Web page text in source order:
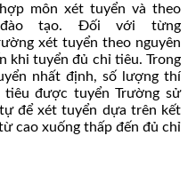
môn xét tuyển và theo
đào tạo. Đối với từng
xét tuyển theo nguyên
khi tuyển đủ chỉ tiêu. Trong
nhất định, số lượng thí
được tuyển Trường sử
để xét tuyển dựa trên kết
cao xuống thấp đến đủ chỉ